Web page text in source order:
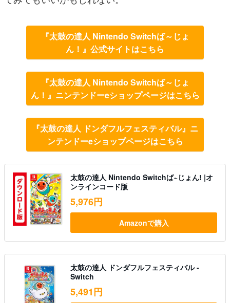
『太鼓の達人 Nintendo Switchば～じょ
ん！』公式サイトはこちら
『太鼓の達人 Nintendo Switchば～じょ
ん！』ニンテンドーeショップページはこちら
『太鼓の達人 ドンダフルフェスティバル』ニ
ンテンドーeショップページはこちら
太鼓の達人 Nintendo Switchば~じょん! |オ
ンラインコード版
5,976円
Amazonで購入
太鼓の達人 ドンダフルフェスティバル -
Switch
5,491円